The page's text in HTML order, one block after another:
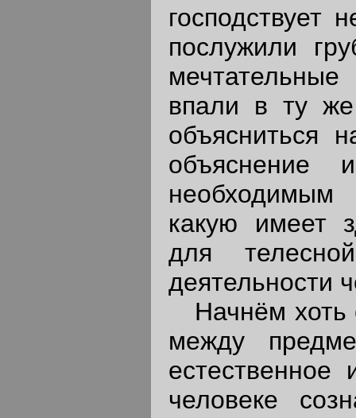
господствует
послужили
впали в ту
объясниться
объяснение
какую имеет
для
деятельности
Начнём хоть
между
человеке